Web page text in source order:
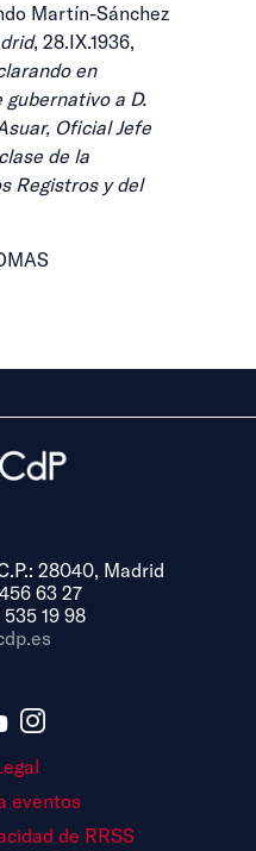
Martín-Sánchez
, 28.IX.1936,
en
a D.
Oficial Jefe
de la
Registros y del
28040, Madrid
63 27
535 19 98
eventos
de RRSS